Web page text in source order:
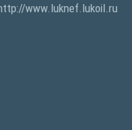
www.luknef.lukoil.ru